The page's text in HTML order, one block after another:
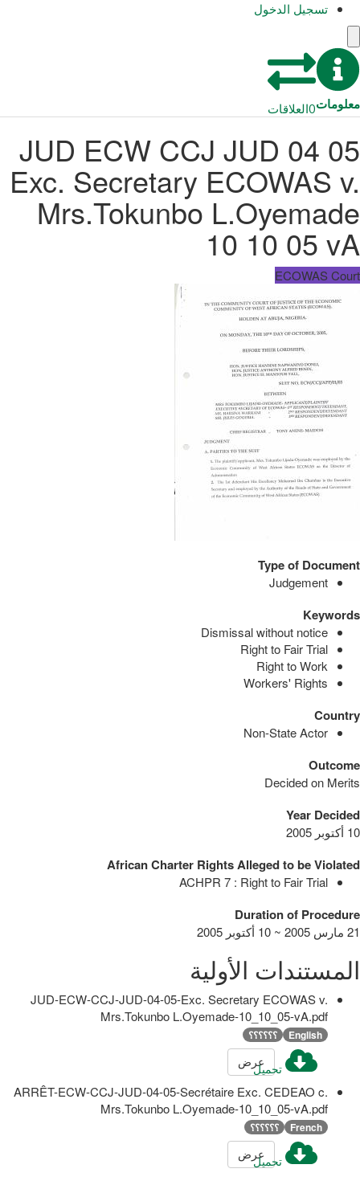
تسجيل الدخول
معلومات0العلاقات
JUD ECW CCJ JUD 04 05
Exc. Secretary ECOWAS v.
Mrs.Tokunbo L.Oyemade
10 10 05 vA
ECOWAS Court
Type of Document
Judgement
Keywords
Dismissal without notice
Right to Fair Trial
Right to Work
Workers' Rights
Country
Non-State Actor
Outcome
Decided on Merits
Year Decided
10 أكتوبر 2005
African Charter Rights Alleged to be Violated
ACHPR 7 : Right to Fair Trial
Duration of Procedure
21 مارس 2005 ~ 10 أكتوبر 2005
المستندات الأولية
JUD-ECW-CCJ-JUD-04-05-Exc. Secretary ECOWAS v.
Mrs.Tokunbo L.Oyemade-10_10_05-vA.pdf
English ؟؟؟؟؟؟
تحميلعرض
ARRÊT-ECW-CCJ-JUD-04-05-Secrétaire Exc. CEDEAO c.
Mrs.Tokunbo L.Oyemade-10_10_05-vA.pdf
French ؟؟؟؟؟؟
تحميلعرض